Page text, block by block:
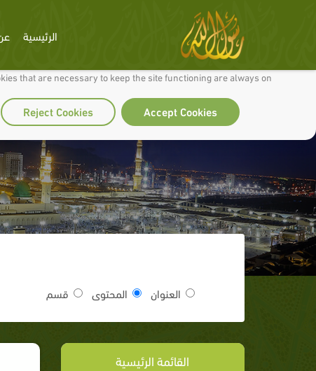
to make our site work well for you and so we can continually improve it.
that are necessary to keep the site functioning are always on
Accept Cookies
Reject Cookies
الرئيسية
العنوان المحتوى قسم
القائمة الرئيسية